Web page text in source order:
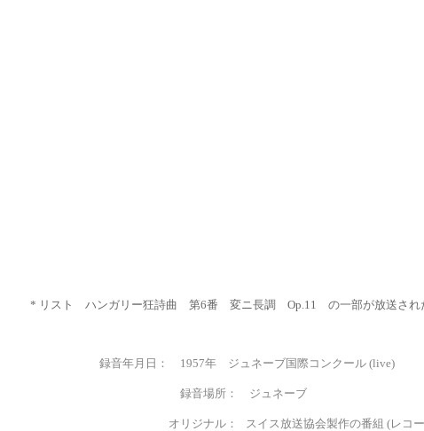
* リスト ハンガリー狂詩曲 第6番 変ニ長調 Op.11 の一部が放送され
録音年月日： 1957年 ジュネーブ国際コンクール (live)
録音場所： ジュネーブ
オリジナル： スイス放送協会製作の番組 (レコード